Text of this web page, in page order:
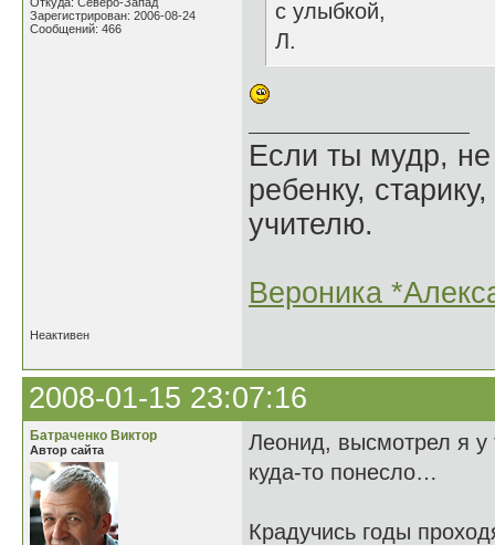
Зарегистрирован: 2006-08-24
Сообщений: 466
с улыбкой,
Л.
Если ты мудр, не
ребенку,
учителю.
Вероника
Неактивен
2008-01-15 23:07:16
Батраченко Виктор
Автор сайта
Леонид, высмотрел я
куда-то понесло…
Крадучись годы